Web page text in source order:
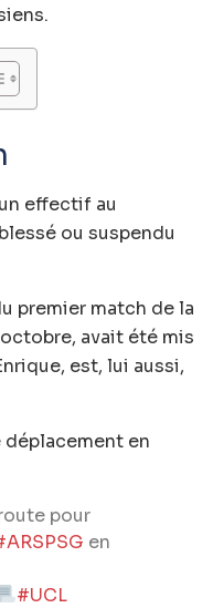
effectif au
ou suspendu
premier match de la
avait été mis
est, lui aussi,
en
pour
en
#UCL